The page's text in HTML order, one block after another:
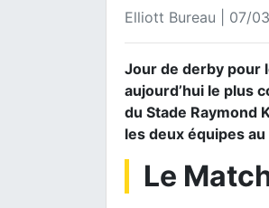
Elliott Bureau | 07/
Jour de derby pour
aujourd’hui le plus
du Stade Raymond
les deux équipes
Le